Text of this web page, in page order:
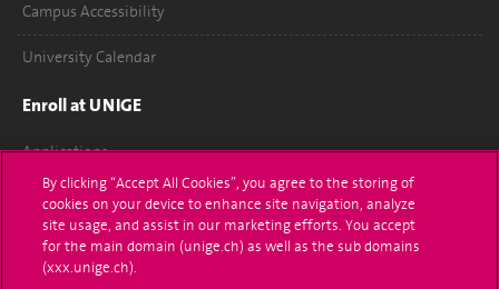
Campus Accessibility
University Calendar
Enroll at UNIGE
Applications
Administrative procedures
Ask a question
By clicking “Accept All Cookies”, you agree to the storing of
cookies on your device to enhance site navigation, analyze
site usage, and assist in our marketing efforts. You accept
for the main domain (unige.ch) as well as the sub domains
(xxx.unige.ch).